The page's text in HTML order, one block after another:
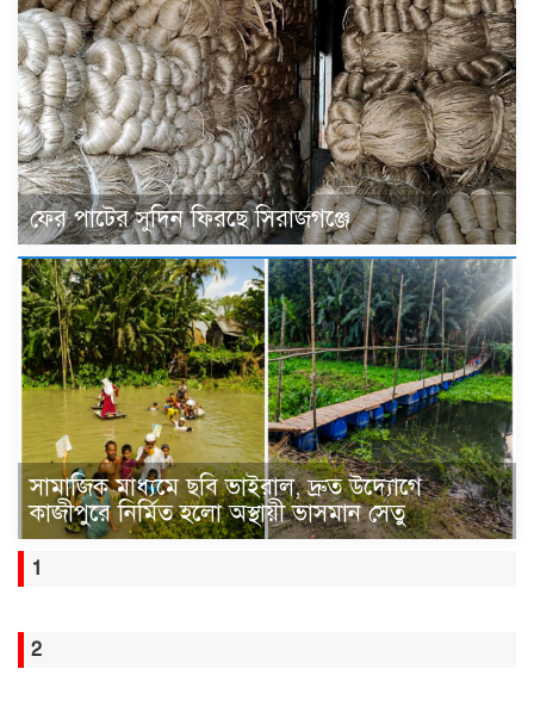
ফের পাটের সুদিন ফিরছে সিরাজগঞ্জে
সামাজিক মাধ্যমে ছবি ভাইরাল, দ্রুত উদ্যোগে
কাজীপুরে নির্মিত হলো অস্থায়ী ভাসমান সেতু
1
2